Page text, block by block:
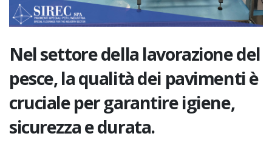
Nel settore della lavorazione del
pesce, la qualità dei pavimenti è
cruciale per garantire igiene,
sicurezza e durata.